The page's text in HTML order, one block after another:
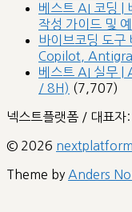
베스트 AI 코딩 |
작성 가이드 및 예
바이브코딩 도
Copilot,
베스트 AI 실무 |
/ 8H) (7,707)
넥스트플랫폼 / 대표
© 2026 nextplatform
Theme by Anders